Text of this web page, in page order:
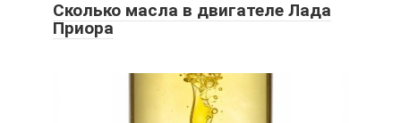
Сколько масла в двигателе Лада
Приора